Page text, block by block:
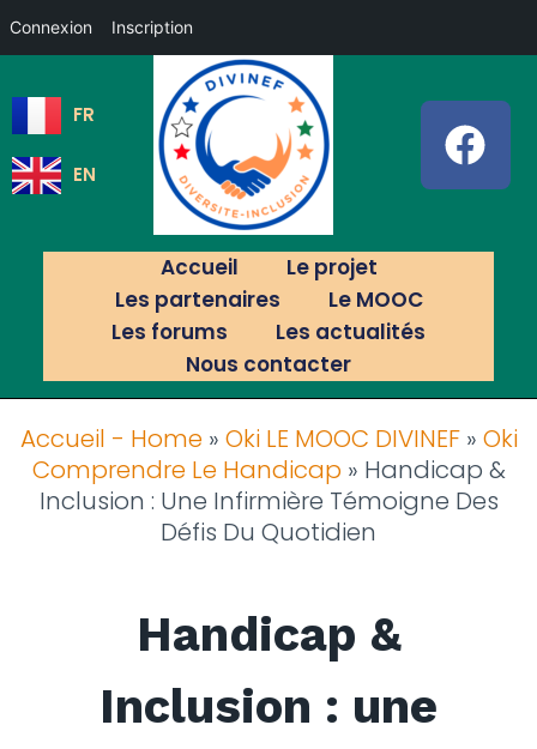
Connexion Inscription
FR
EN
Accueil
Le projet
Les partenaires
Le MOOC
Les forums
Les actualités
Nous contacter
Accueil - Home» Oki LE MOOC DIVINEF» Oki
Comprendre Le Handicap » Handicap &
Inclusion : Une Infirmière Témoigne Des
Défis Du Quotidien
Handicap &
Inclusion : une